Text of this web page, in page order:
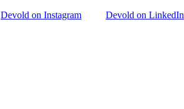
Devold on Instagram Devold on LinkedIn